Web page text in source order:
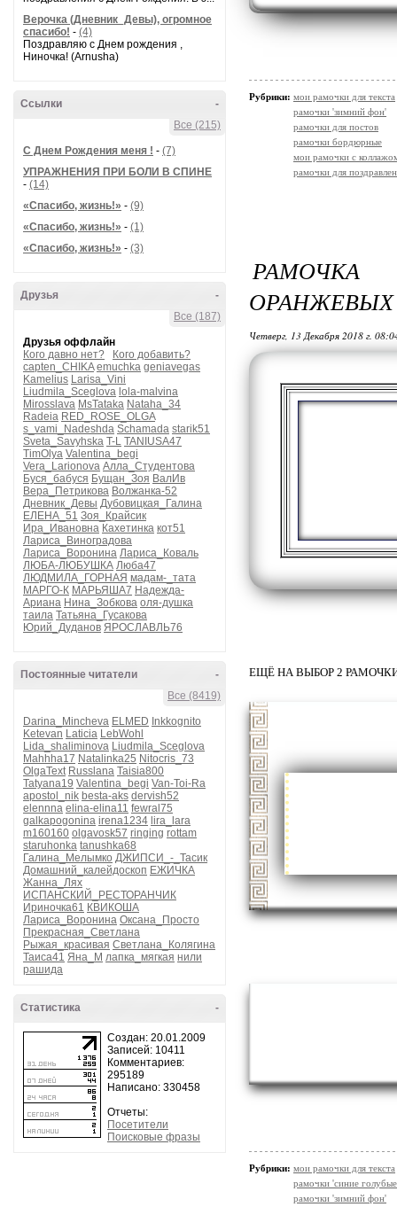
Верочка (Дневник_Девы), огромное
спасибо! - (4)
Поздравляю с Днем рождения ,
Ниночка! (Arnusha)
-
Ссылки
Все (215)
С Днем Рождения меня ! - (7)
УПРАЖНЕНИЯ ПРИ БОЛИ В СПИНЕ
- (14)
«Спасибо, жизнь!» - (9)
«Спасибо, жизнь!» - (1)
«Спасибо, жизнь!» - (3)
-
Друзья
Все (187)
Друзья оффлайн
Кого давно нет?
Кого добавить?
capten_CHIKA emuchka geniavegas
Kamelius Larisa_Vini
Liudmila_Sceglova lola-malvina
Mirosslava MsTataka Nataha_34
Radeia RED_ROSE_OLGA
s_vami_Nadeshda Schamada starik51
Sveta_Savyhska T-L TANIUSA47
TimOlya Valentina_begi
Vera_Larionova Алла_Студентова
Буся_бабуся Бущан_Зоя ВалИв
Вера_Петрикова Волжанка-52
Дневник_Девы Дубовицкая_Галина
ЕЛЕНА_51 Зоя_Крайсик
Ира_Ивановна Кахетинка кот51
Лариса_Виноградова
Лариса_Воронина Лариса_Коваль
ЛЮБА-ЛЮБУШКА Люба47
ЛЮДМИЛА_ГОРНАЯ мадам-_тата
МАРГО-К МАРЬЯША7 Надежда-
Ариана Нина_Зобкова оля-душка
таила Татьяна_Гусакова
Юрий_Дуданов ЯРОСЛАВЛЬ76
-
Постоянные читатели
Все (8419)
Darina_Mincheva ELMED Inkkognito
Ketevan Laticia LebWohl
Lida_shaliminova Liudmila_Sceglova
Mahhha17 Natalinka25 Nitocris_73
OlgaText Russlana Taisia800
Tatyana19 Valentina_begi Van-Toi-Ra
apostol_nik besta-aks dervish52
elennna elina-elina11 fewral75
galkapogonina irena1234 lira_lara
m160160 olgavosk57 ringing rottam
staruhonka tanushka68
Галина_Мелымко ДЖИПСИ_-_Тасик
Домашний_калейдоскоп ЕЖИЧКА
Жанна_Лях
ИСПАНСКИЙ_РЕСТОРАНЧИК
Ириночка61 КВИКОША
Лариса_Воронина Оксана_Просто
Прекрасная_Светлана
Рыжая_красивая Светлана_Колягина
Таиса41 Яна_М лапка_мягкая нили
рашида
-
Статистика
Создан: 20.01.2009
Записей: 10411
Комментариев:
295189
Написано: 330458
Отчеты:
Посетители
Поисковые фразы
Рубрики: мои рамочки для текста
рамочки 'зимний фон'
рамочки для постов
рамочки бордюрные
мои рамочки с
рамочки для
РАМОЧКА
Четверг, 13 Декабря 2018 г.
ЕЩЁ НА ВЫБОР 2
Рубрики: мои рамочки для текста
рамочки 'синие
рамочки 'зимний фон'